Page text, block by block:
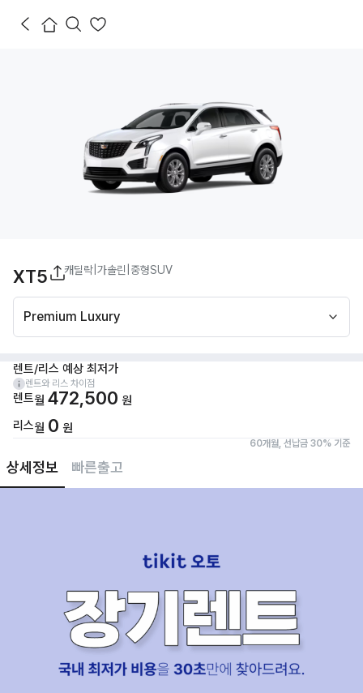
상세정보 빠른출고
XT5 캐딜락 |가솔린 중형SUV
Premium Luxury
렌트/리스 예상 최저가
렌트와 리스 차이점
렌트월 472,500 원
리스월 0 원
60개월, 선납금 30% 기준